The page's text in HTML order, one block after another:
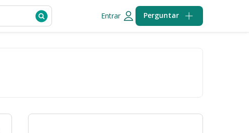
Entrar Perguntar